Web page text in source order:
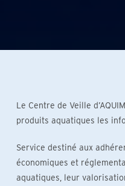
Le Centre de Veille
produits aquatiques les
Service destiné aux
économiques et
aquatiques, leur